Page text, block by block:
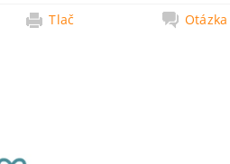
Tlač
Otázka